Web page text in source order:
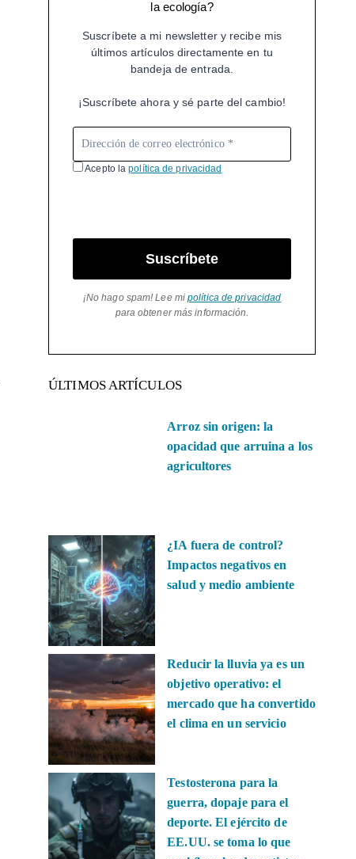
la ecología?
Suscríbete a mi newsletter y recibe mis
últimos artículos directamente en tu
bandeja de entrada.
¡Suscríbete ahora y sé parte del cambio!
Acepto lapolítica de privacidad
Suscríbete
¡No hago spam! Lee mipolítica de privacidad
para obtener más información.
ÚLTIMOS ARTÍCULOS
Arroz sin origen: la
opacidad que arruina a los
agricultores
¿IA fuera de control?
Impactos negativos en
salud y medio ambiente
Reducir la lluvia ya es un
objetivo operativo: el
mercado que ha convertido
el clima en un servicio
Testosterona para la
guerra, dopaje para el
deporte. El ejército de
EE.UU. se toma lo que